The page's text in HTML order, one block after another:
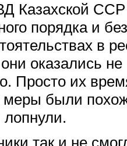
Казахской
порядка и
в
оказались
Просто их
были
так и не